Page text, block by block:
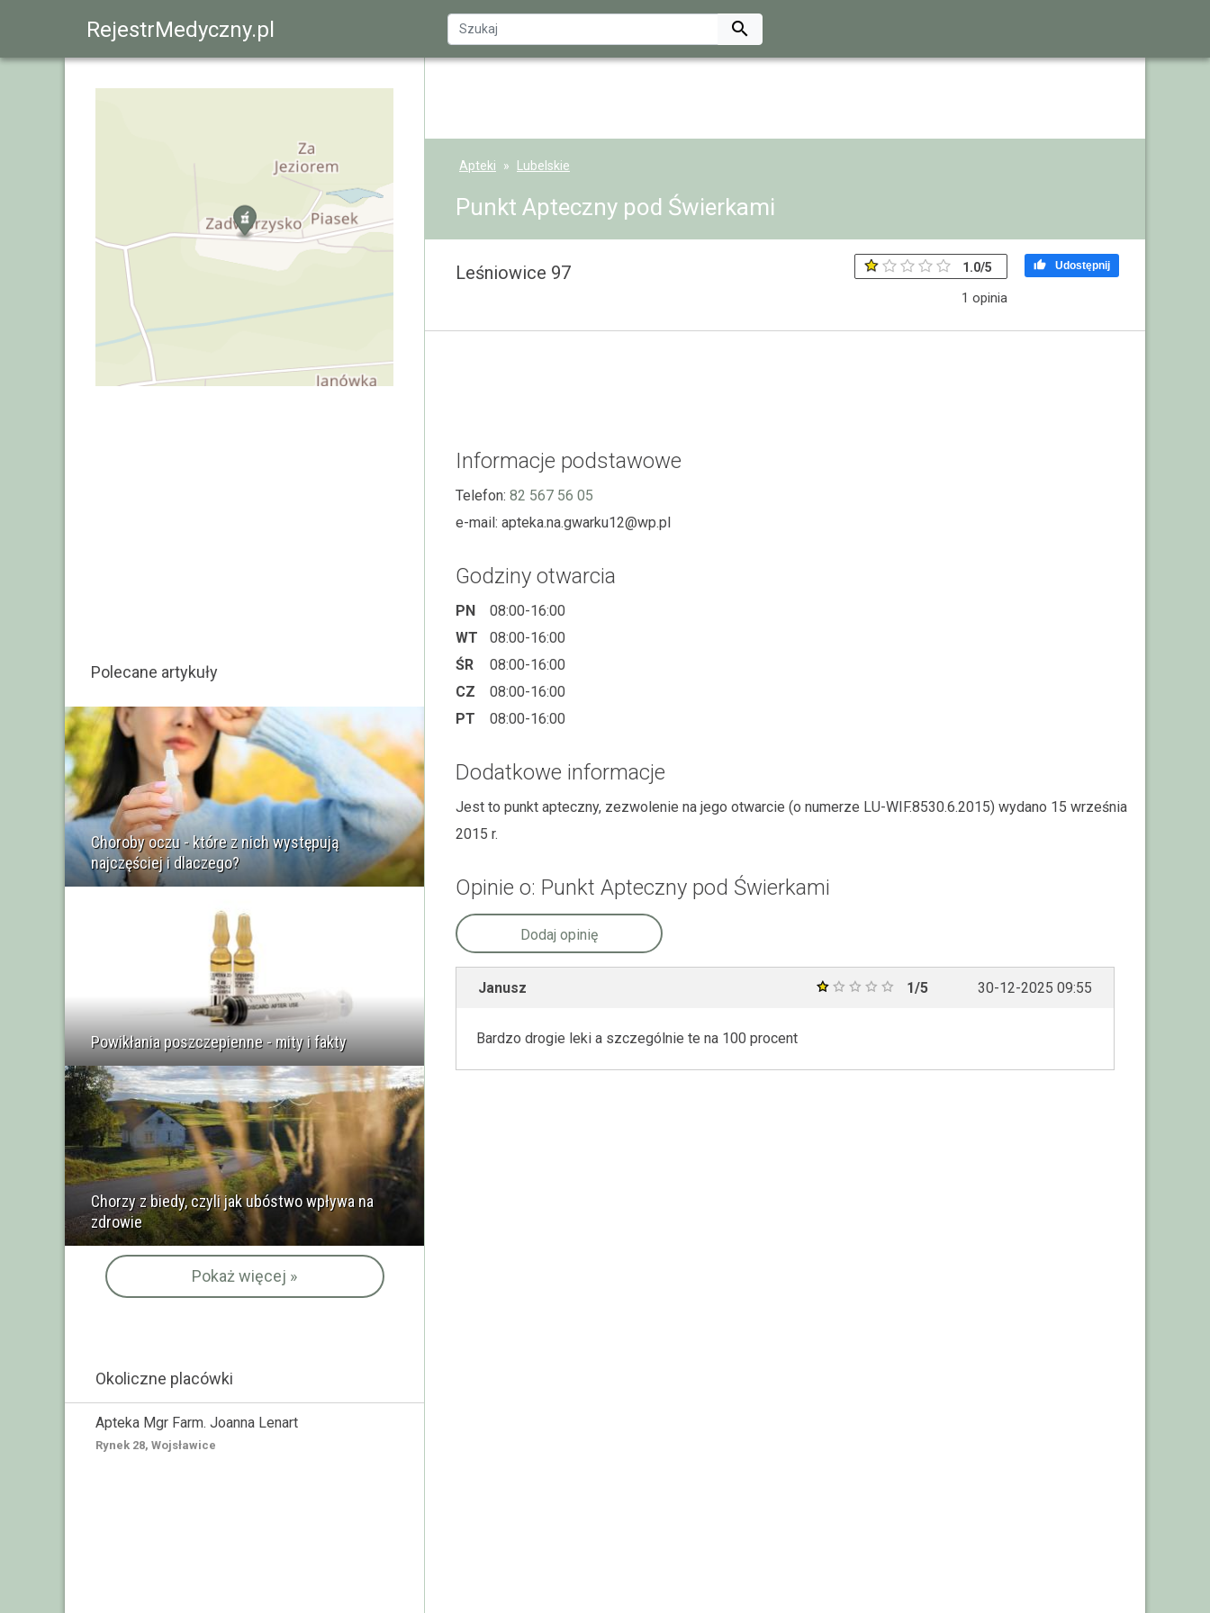
RejestrMedyczny.pl 
Apteki Lubelskie
Punkt Apteczny pod Świerkami
Leśniowice 97 1.0/5
1 opinia
 Udostępnij
Informacje podstawowe
Telefon: 82 567 56 05
e-mail: apteka.na.gwarku12@wp.pl
Godziny otwarcia
PN
08:00-16:00
WT
08:00-16:00
ŚR
08:00-16:00
CZ
08:00-16:00
PT
08:00-16:00
Dodatkowe informacje
Jest to punkt apteczny, zezwolenie na jego otwarcie (o numerze LU-WIF.8530.6.2015) wydano 15 września
2015 r.
Opinie o: Punkt Apteczny pod Świerkami
Dodaj opinię
Janusz 1/5 30-12-2025 09:55
Bardzo drogie leki a szczególnie te na 100 procent
Polecane artykuły
Choroby oczu - które z nich występują
najczęściej i dlaczego?
Powikłania poszczepienne - mity i fakty
Chorzy z biedy, czyli jak ubóstwo wpływa na
zdrowie
Pokaż więcej »
Okoliczne placówki
Apteka Mgr Farm. Joanna Lenart
Rynek 28, Wojsławice